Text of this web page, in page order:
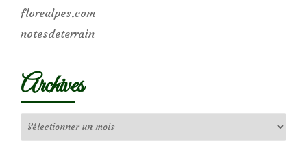
florealpes.com
notesdeterrain
Archives